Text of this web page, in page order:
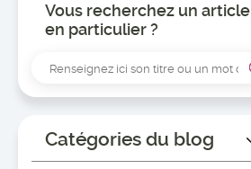
Vous recherchez un article
en particulier ?
Catégories du blog